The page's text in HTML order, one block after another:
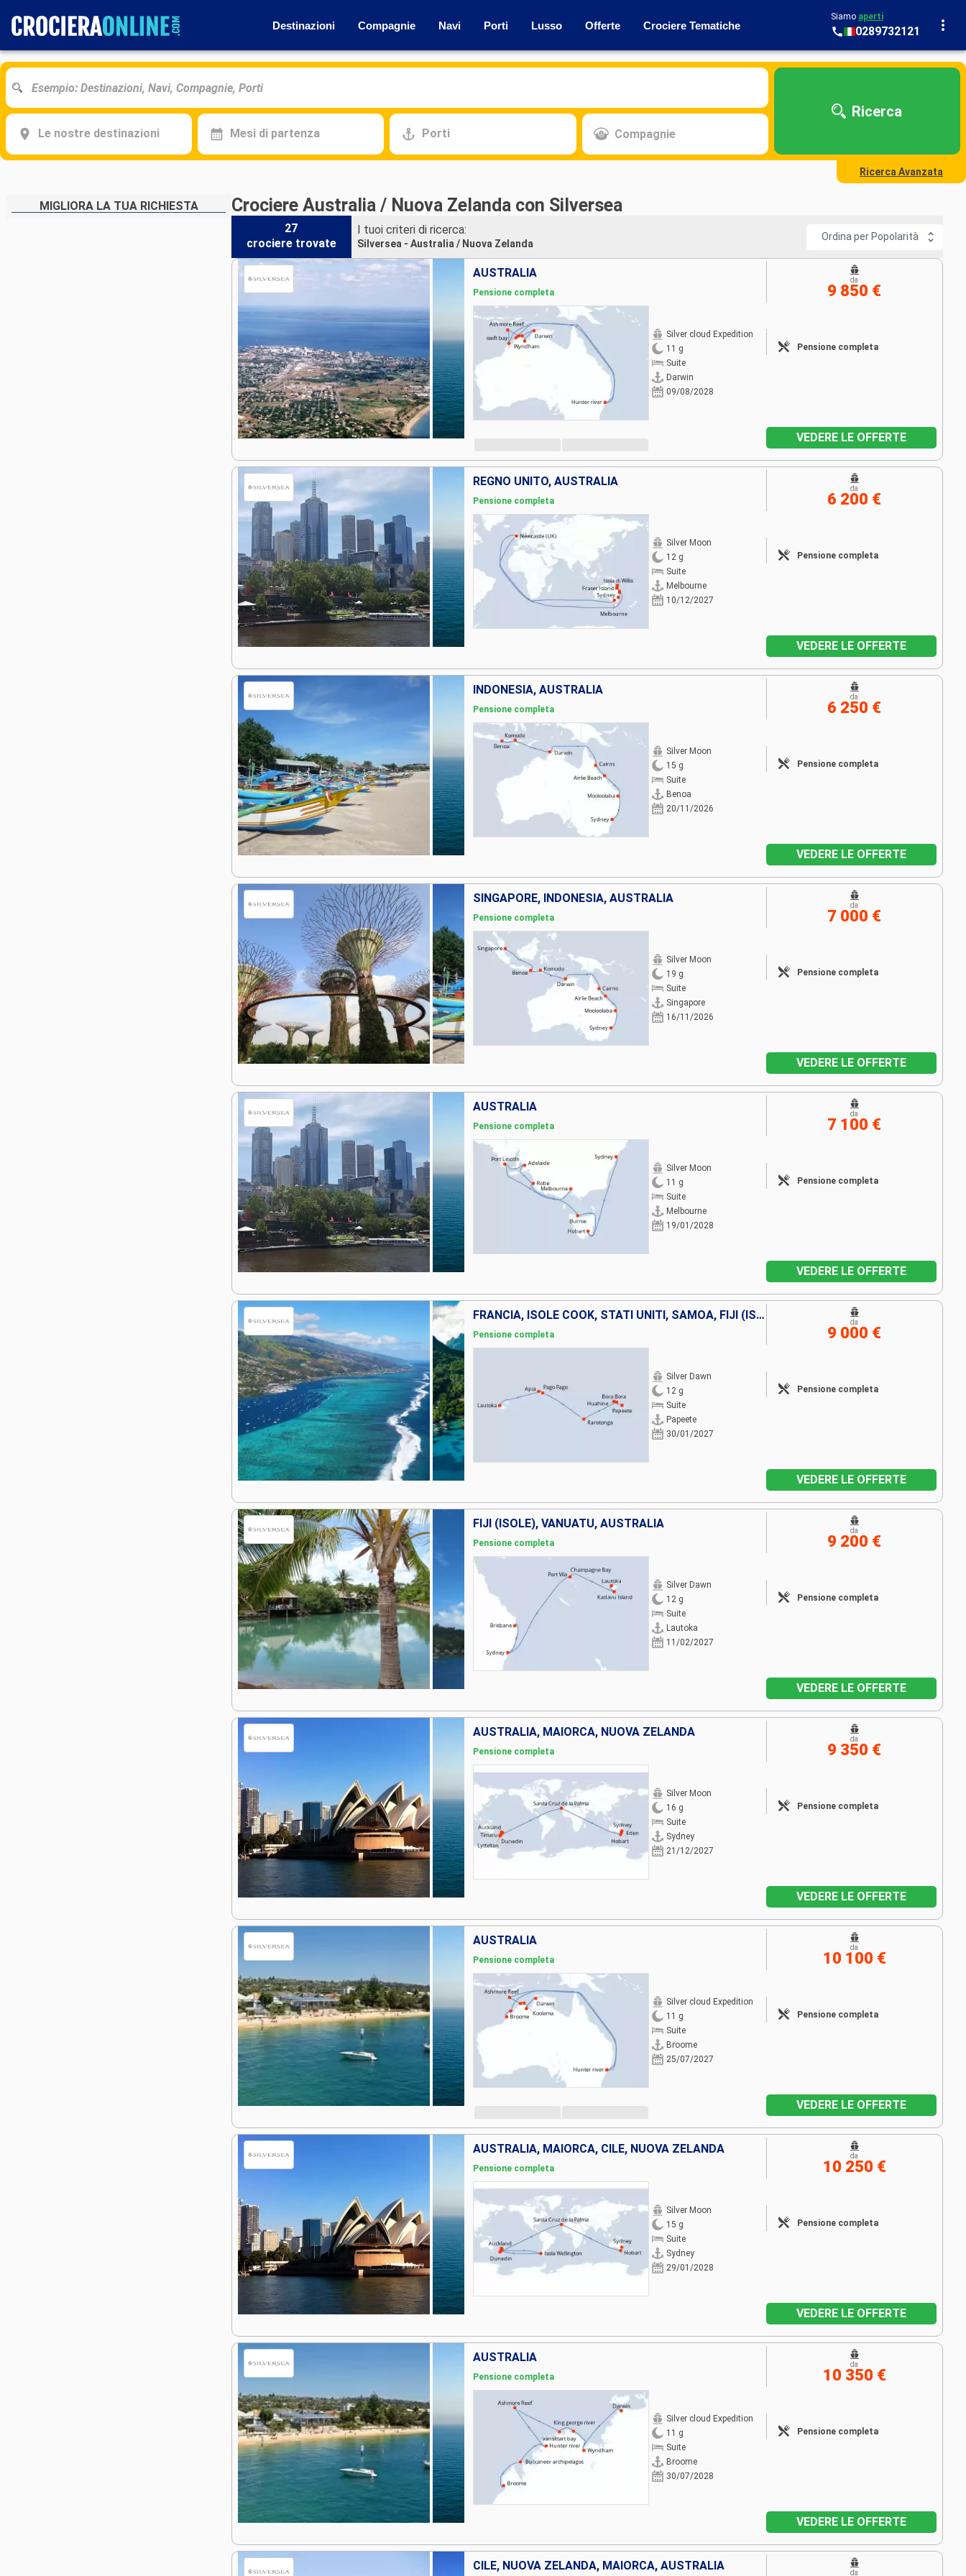
Destinazioni Compagnie Navi Porti Lusso Offerte Crociere Tematiche
Siamo aperti
0289732121
Le nostre destinazioni Mesi di partenza Porti Compagnie
Ricerca
Ricerca Avanzata
MIGLIORA LA TUA RICHIESTA Crociere Australia / Nuova Zelanda con Silversea
27
crociere trovate
I tuoi criteri di ricerca:
Silversea - Australia / Nuova Zelanda
Ordina per Popolarità
AUSTRALIA
Pensione completa
Silver cloud Expedition
11 g
Suite
Darwin
09/08/2028
Pensione completa
da
9 850 €
VEDERE LE OFFERTE
REGNO UNITO, AUSTRALIA
Pensione completa
Silver Moon
12 g
Suite
Melbourne
10/12/2027
Pensione completa
da
6 200 €
VEDERE LE OFFERTE
INDONESIA, AUSTRALIA
Pensione completa
Silver Moon
15 g
Suite
Benoa
20/11/2026
Pensione completa
da
6 250 €
VEDERE LE OFFERTE
SINGAPORE, INDONESIA, AUSTRALIA
Pensione completa
Silver Moon
19 g
Suite
Singapore
16/11/2026
Pensione completa
da
7 000 €
VEDERE LE OFFERTE
AUSTRALIA
Pensione completa
Silver Moon
11 g
Suite
Melbourne
19/01/2028
Pensione completa
da
7 100 €
VEDERE LE OFFERTE
FRANCIA, ISOLE COOK, STATI UNITI, SAMOA, FIJI (ISOLE)
Pensione completa
Silver Dawn
12 g
Suite
Papeete
30/01/2027
Pensione completa
da
9 000 €
VEDERE LE OFFERTE
FIJI (ISOLE), VANUATU, AUSTRALIA
Pensione completa
Silver Dawn
12 g
Suite
Lautoka
11/02/2027
Pensione completa
da
9 200 €
VEDERE LE OFFERTE
AUSTRALIA, MAIORCA, NUOVA ZELANDA
Pensione completa
Silver Moon
16 g
Suite
Sydney
21/12/2027
Pensione completa
da
9 350 €
VEDERE LE OFFERTE
AUSTRALIA
Pensione completa
Silver cloud Expedition
11 g
Suite
Broome
25/07/2027
Pensione completa
da
10 100 €
VEDERE LE OFFERTE
AUSTRALIA, MAIORCA, CILE, NUOVA ZELANDA
Pensione completa
Silver Moon
15 g
Suite
Sydney
29/01/2028
Pensione completa
da
10 250 €
VEDERE LE OFFERTE
AUSTRALIA
Pensione completa
Silver cloud Expedition
11 g
Suite
Broome
30/07/2028
Pensione completa
da
10 350 €
VEDERE LE OFFERTE
CILE, NUOVA ZELANDA, MAIORCA, AUSTRALIA
da